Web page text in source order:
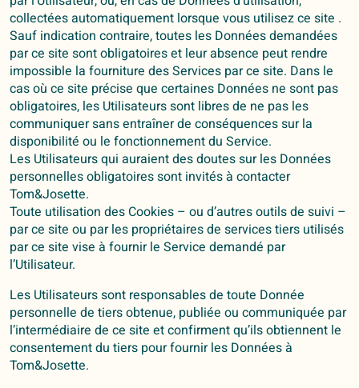
collectées automatiquement lorsque vous utilisez ce site .
Sauf indication contraire, toutes les Données demandées
par ce site sont obligatoires et leur absence peut rendre
impossible la fourniture des Services par ce site. Dans le
cas où ce site précise que certaines Données ne sont pas
obligatoires, les Utilisateurs sont libres de ne pas les
communiquer sans entraîner de conséquences sur la
disponibilité ou le fonctionnement du Service.
Les Utilisateurs qui auraient des doutes sur les Données
personnelles obligatoires sont invités à contacter
Tom&Josette.
Toute utilisation des Cookies – ou d’autres outils de suivi –
par ce site ou par les propriétaires de services tiers utilisés
par ce site vise à fournir le Service demandé par
l’Utilisateur.
Les Utilisateurs sont responsables de toute Donnée
personnelle de tiers obtenue, publiée ou communiquée par
l’intermédiaire de ce site et confirment qu’ils obtiennent le
consentement du tiers pour fournir les Données à
Tom&Josette.